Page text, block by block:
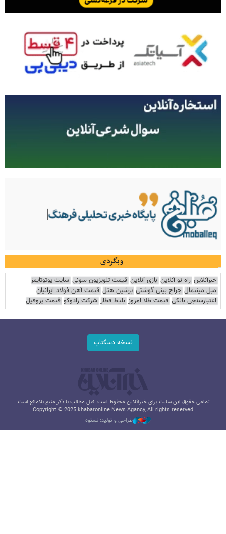
وبگردی
خبرآنلاین راه نو آنلاین بازی آنلاین قیمت تلویزیون سونی سایت یوتوتایمز
مبل مینیمال جراح بینی گوشتی پرشین هتل قیمت آهن فولاد ایرانیان
اعتبارسنجی بانکی قیمت طلا امروز بلیط قطار شرکت رادوکو قیمت پروفیل
نسخه دسکتاپ
تمامی حقوق این سایت برای خبرآنلاین محفوظ است. نقل مطالب با ذکر منبع بلامانع است.
Copyright © 2025 khabaronline News Agancy, All rights reserved
طراحی و تولید: نستوه